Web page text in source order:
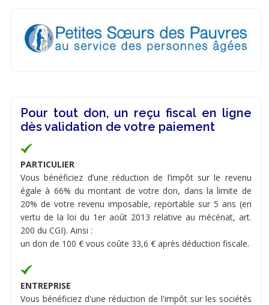
Pour tout don, un reçu fiscal en ligne
dès validation de votre paiement
PARTICULIER
Vous bénéficiez d’une réduction de l’impôt sur le revenu
égale à 66% du montant de votre don, dans la limite de
20% de votre revenu imposable, reportable sur 5 ans (en
vertu de la loi du 1er août 2013 relative au mécénat, art.
200 du CGI). Ainsi :
un don de 100 € vous coûte 33,6 € après déduction fiscale.
ENTREPRISE
Vous bénéficiez d'une réduction de l'impôt sur les sociétés